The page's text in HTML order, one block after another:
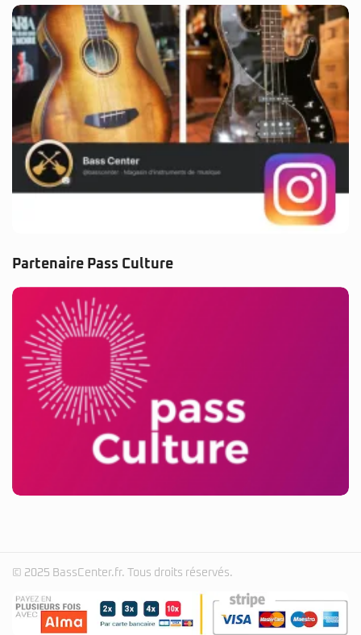
Partenaire Pass Culture
© 2025 BassCenter.fr. Tous droits réservés.